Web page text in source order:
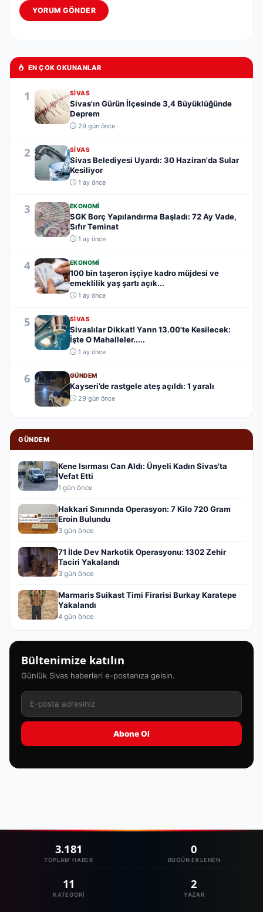
YORUM GÖNDER
EN ÇOK OKUNANLAR
1 SIVAS
Sivas'ın Gürün İlçesinde 3,4 Büyüklüğünde
Deprem
29 gün önce
2 SIVAS
Sivas Belediyesi Uyardı: 30 Haziran'da Sular
Kesiliyor
1 ay önce
3 EKONOMI
SGK Borç Yapılandırma Başladı: 72 Ay Vade,
Sıfır Teminat
1 ay önce
4 EKONOMI
100 bin taşeron işçiye kadro müjdesi ve
emeklilik yaş şartı açık...
1 ay önce
5 SIVAS
Sivaslılar Dikkat! Yarın 13.00'te Kesilecek:
İşte O Mahalleler.....
1 ay önce
6 GÜNDEM
Kayseri’de rastgele ateş açıldı: 1 yaralı
29 gün önce
GÜNDEM
Kene Isırması Can Aldı: Ünyeli Kadın Sivas'ta
Vefat Etti
1 gün önce
Hakkari Sınırında Operasyon: 7 Kilo 720 Gram
Eroin Bulundu
3 gün önce
71 İlde Dev Narkotik Operasyonu: 1302 Zehir
Taciri Yakalandı
3 gün önce
Marmaris Suikast Timi Firarisi Burkay Karatepe
Yakalandı
4 gün önce
Bültenimize katılın
Günlük Sivas haberleri e-postanıza gelsin.
Abone Ol
3.181
TOPLAM HABER
0
BUGÜN EKLENEN
11
KATEGORI
2
YAZAR